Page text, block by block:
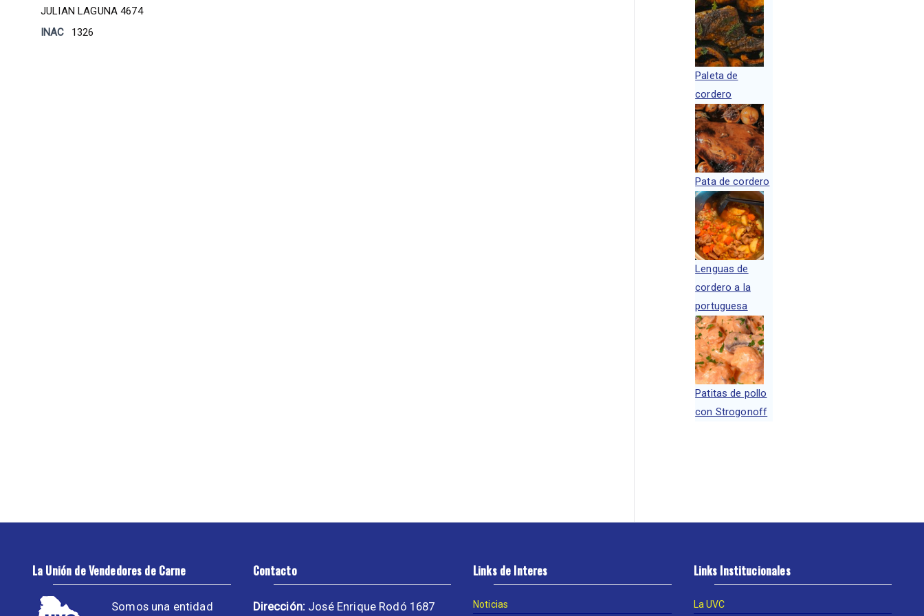
JULIAN LAGUNA 4674
INAC
1326
Paleta de
cordero
Pata de cordero
Lenguas de
cordero a la
portuguesa
Patitas de pollo
con Strogonoff
La Unión de Vendedores de Carne
Somos una entidad
Contacto
Dirección: José Enrique Rodó 1687
Links de Interes
Noticias
Links Institucionales
La UVC